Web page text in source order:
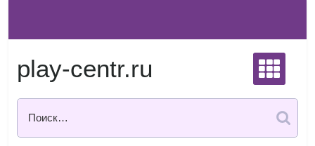
содержимому
play-centr.ru